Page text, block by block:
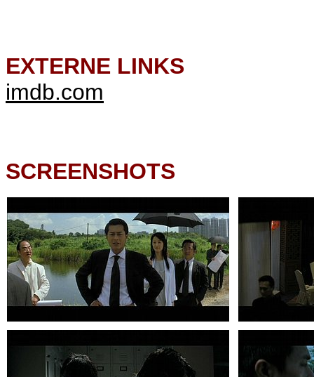
EXTERNE LINKS
imdb.com
SCREENSHOTS